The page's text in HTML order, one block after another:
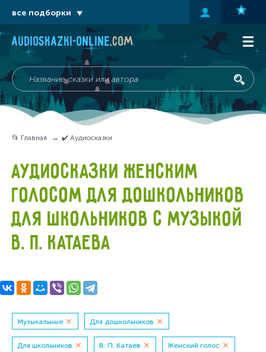
audioskazki-online.com
📂 Главная ✔️ Аудиосказки
АУДИОСКАЗКИ ЖЕНСКИМ
ГОЛОСОМ ДЛЯ ДОШКОЛЬНИКОВ
ДЛЯ ШКОЛЬНИКОВ С МУЗЫКОЙ
В. П. КАТАЕВА
Музыкальные Для дошкольников
Для школьников В. П. Катаев Женский голос
все подборки